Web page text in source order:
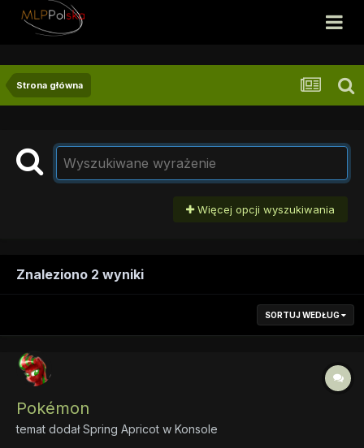
Strona główna
Więcej opcji wyszukiwania
Znaleziono 2 wyniki
SORTUJ WEDŁUG
Pokémon
temat dodałSpring Apricot w Konsole